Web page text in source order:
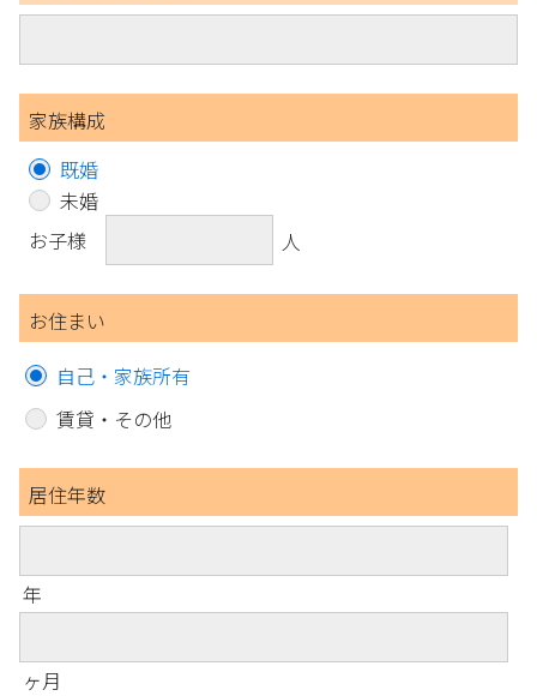
家族構成
既婚
未婚
お子様
人
お住まい
自己・家族所有
賃貸・その他
居住年数
年
ヶ月